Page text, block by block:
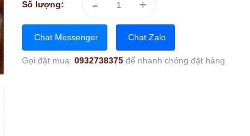
Số lượng: - +
Chat Messenger Chat Zalo
Gọi đặt mua: 0932738375 để nhanh chóng đặt hàng